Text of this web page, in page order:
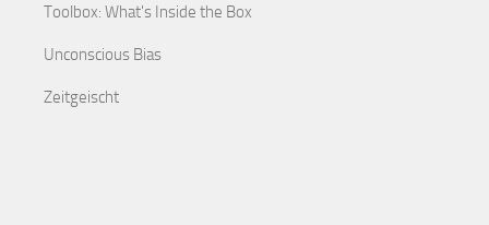
Toolbox: What's Inside the Box
Unconscious Bias
Zeitgeischt